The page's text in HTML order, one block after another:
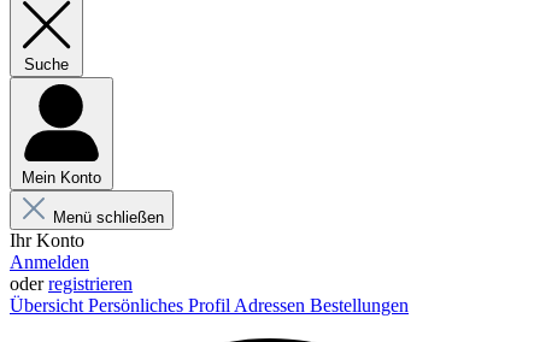
Suche
Mein Konto
Menü schließen
Ihr Konto
Anmelden
oderregistrieren
Übersicht Persönliches Profil Adressen Bestellungen